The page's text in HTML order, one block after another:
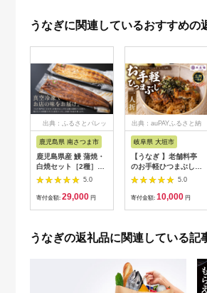
うなぎに関連しているおすすめの
出典：ふるさとパレッ
鹿児島県 南さつま市
鹿児島県産 鰻 蒲焼・
白焼セット［2種］う
なぎ専門店「万のせ」
加工品 詰め合わせ 詰
合わ ギフト 贈答 贈り
の日 蒲焼き 白焼き う
な重 たれ だし 山椒
5.0
寄付金額: 29,000 円
出典：auPAYふるさと納
岐阜県 大垣市
【うなぎ 】老舗料亭
のお手軽ひつまぶし
国産 鰻 ごはん たれ
出汁つき 冷蔵便 1人
分 国産鰻 国産うなぎ
るだけ 10000円 1万
円 料理店 玉子屋別館
5.0
寄付金額: 10,000 円
うなぎの返礼品に関連している記